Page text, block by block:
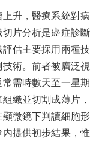
升，醫療系統對病
片分析是癌症診斷
估主要採用兩種技
術。前者被廣泛視
需時數天至一星期
織並切割成薄片，
微鏡下判讀細胞形
提供初步結果，惟